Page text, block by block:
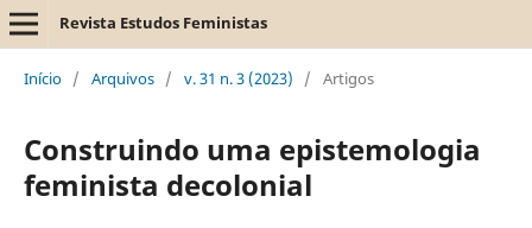
Revista Estudos Feministas
Início / Arquivos / v. 31 n. 3 (2023) / Artigos
Construindo uma epistemologia
feminista decolonial